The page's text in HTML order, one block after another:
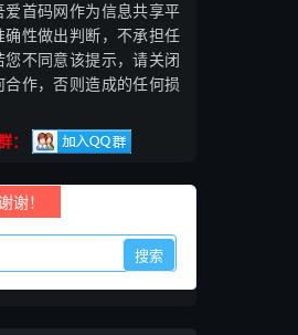
首码网作为信息共享平
性做出判断，不承担任
不同意该提示，请关闭
作，否则造成的任何损
：
谢！